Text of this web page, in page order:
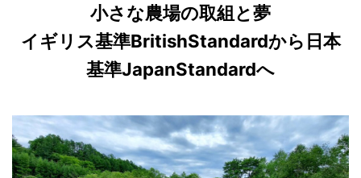
小さな農場の取組と夢
イギリス基準BritishStandardから日本
基準JapanStandardへ